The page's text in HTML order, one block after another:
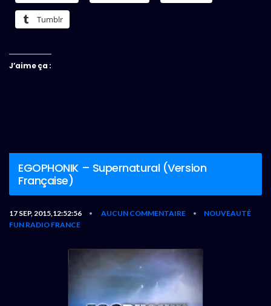
Tumblr
J’aime ça :
EGOPHONIK – Supernatural (Version
Française)
17 SEP, 2015,12:52:56 • AUCUN COMMENTAIRE •
NOUVEAUTÉ
FUN RADIO FRANCE